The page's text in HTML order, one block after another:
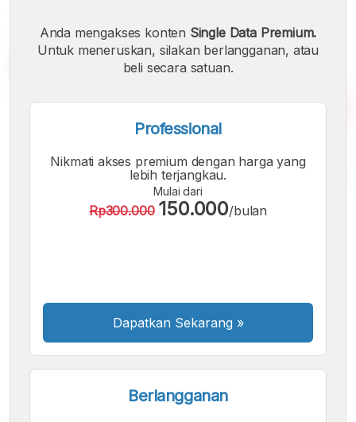
A A A
Anda mengakses konten Single Data Premium.
Untuk meneruskan, silakan berlangganan, atau
beli secara satuan.
Professional
Nikmati akses premium dengan harga yang
lebih terjangkau.
Mulai dari
Rp300.000 150.000/bulan
Dapatkan Sekarang »
Berlangganan